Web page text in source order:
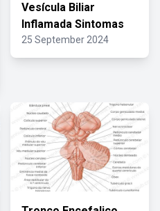
Vesícula Biliar
Inflamada Sintomas
25 September 2024